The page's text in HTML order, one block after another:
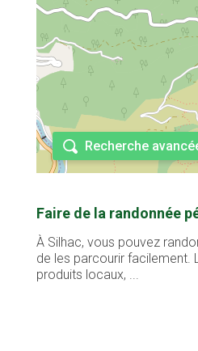
Recherche
Faire de la randonnée
À Silhac, vous pouvez
de les parcourir facilement.
produits locaux, ...